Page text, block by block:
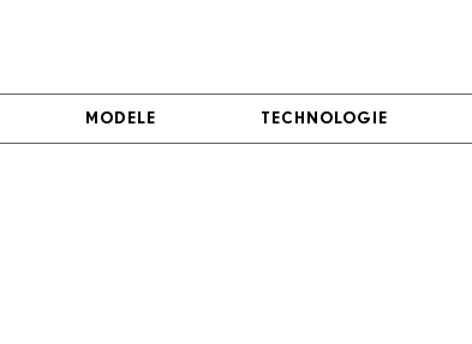
MODELE TECHNOLOGIE
MODELE TECHNOLOGIE